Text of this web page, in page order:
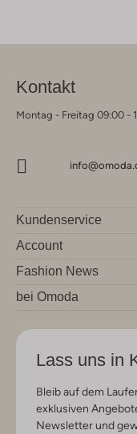
Kontakt
Montag - Freitag 09:00 -
Kundenservice
Account
Fashion News
bei Omoda
Lass uns in
Bleib auf dem
exklusiven
Newsletter und